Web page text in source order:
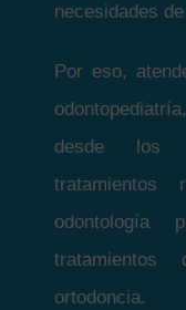
necesidades
Por eso,
desde los
tratamientos
odontología
ortodoncia.